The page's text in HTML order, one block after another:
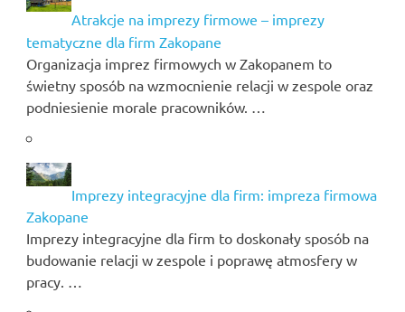
Atrakcje na imprezy firmowe – imprezy
tematyczne dla firm Zakopane
Organizacja imprez firmowych w Zakopanem to
świetny sposób na wzmocnienie relacji w zespole oraz
podniesienie morale pracowników. …
Imprezy integracyjne dla firm: impreza firmowa
Zakopane
Imprezy integracyjne dla firm to doskonały sposób na
budowanie relacji w zespole i poprawę atmosfery w
pracy. …